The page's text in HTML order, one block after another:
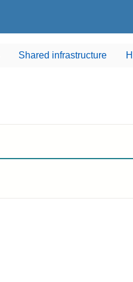
Shared infrastructure